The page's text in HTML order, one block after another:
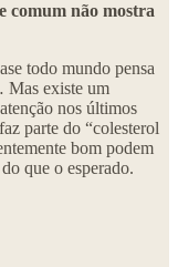
comum não mostra
todo mundo pensa
Mas existe um
nos últimos
parte do “colesterol
bom podem
que o esperado.